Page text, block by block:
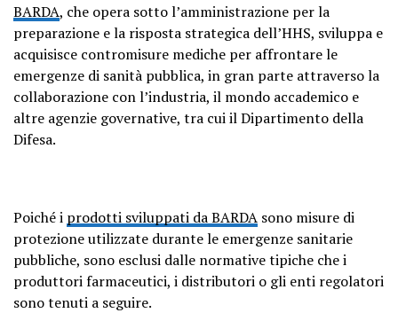
BARDA, che opera sotto l’amministrazione per la
preparazione e la risposta strategica dell’HHS, sviluppa e
acquisisce contromisure mediche per affrontare le
emergenze di sanità pubblica, in gran parte attraverso la
collaborazione con l’industria, il mondo accademico e
altre agenzie governative, tra cui il Dipartimento della
Difesa.
Poiché i prodotti sviluppati da BARDA sono misure di
protezione utilizzate durante le emergenze sanitarie
pubbliche, sono esclusi dalle normative tipiche che i
produttori farmaceutici, i distributori o gli enti regolatori
sono tenuti a seguire.